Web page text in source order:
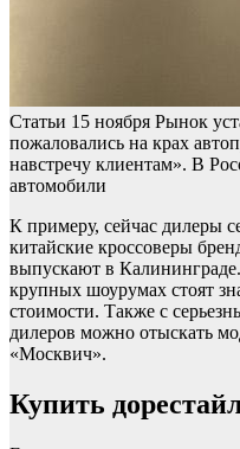
Статьи 15 ноября Рынок
пожаловались на крах
навстречу клиентам». В
автомобили
К примеру, сейчас дилеры
китайские кроссоверы
выпускают в
крупных шоурумах стоят
стоимости. Также с
дилеров можно отыскать
«Москвич».
Купить